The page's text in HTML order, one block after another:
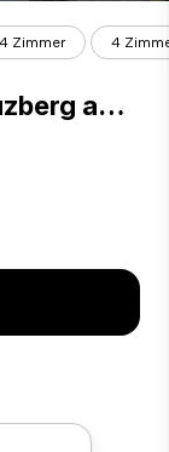
4 Zimmer 4
4 Zimmer Wohnung in Kreuzberg am Paul-Lincke-Ufer, möbliert
in